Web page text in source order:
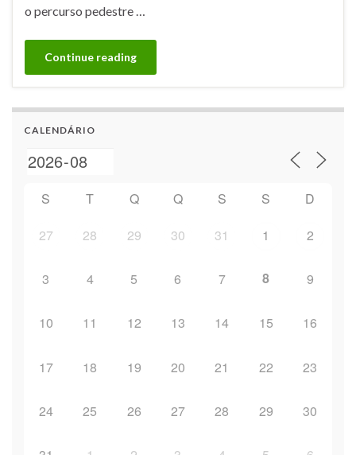
o percurso pedestre …
Continue reading
CALENDÁRIO
S T Q Q S S D
27 28 29 30 31 1 2
3 4 5 6 7 8 9
10 11 12 13 14 15 16
17 18 19 20 21 22 23
24 25 26 27 28 29 30